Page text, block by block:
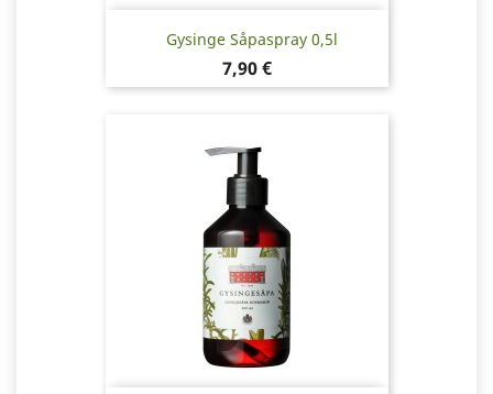
Gysinge Såpaspray 0,5l
Pris
7,90 €